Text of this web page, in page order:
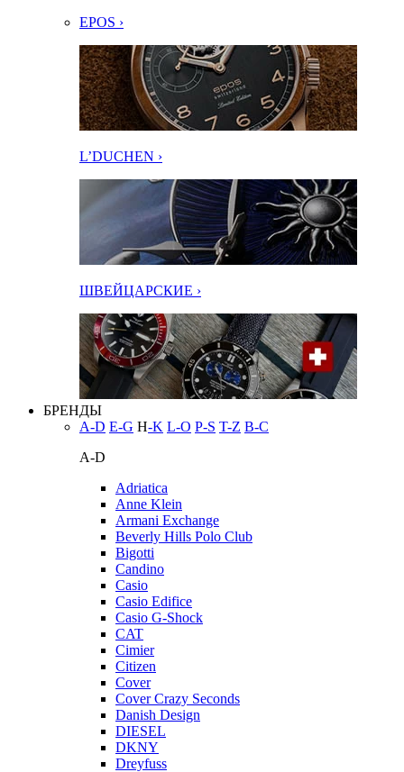
EPOS ›
L’DUCHEN ›
ШВЕЙЦАРСКИЕ ›
БРЕНДЫ
A-D E-G H-K L-O P-S T-Z В-С
A-D
Adriatica
Anne Klein
Armani Exchange
Beverly Hills Polo Club
Bigotti
Candino
Casio
Casio Edifice
Casio G-Shock
CAT
Cimier
Citizen
Cover
Cover Crazy Seconds
Danish Design
DIESEL
DKNY
Dreyfuss